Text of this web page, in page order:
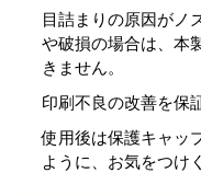
目詰まりの原因がノ
や破損の場合は、本
きません。
印刷不良の改善を保
使用後は保護キャッ
ように、お気をつけ